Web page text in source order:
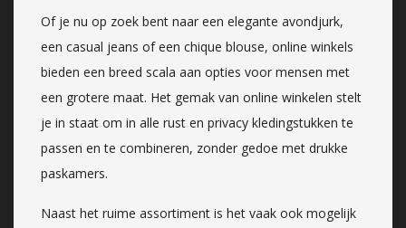
Of je nu op zoek bent naar een elegante avondjurk,
een casual jeans of een chique blouse, online winkels
bieden een breed scala aan opties voor mensen met
een grotere maat. Het gemak van online winkelen stelt
je in staat om in alle rust en privacy kledingstukken te
passen en te combineren, zonder gedoe met drukke
paskamers.
Naast het ruime assortiment is het vaak ook mogelijk